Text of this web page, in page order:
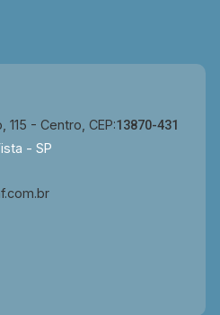
115 - Centro, CEP:13870-431
- SP